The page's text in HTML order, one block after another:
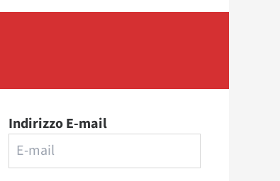
Indirizzo E-mail